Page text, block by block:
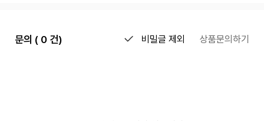
문의 ( 0 건) 비밀글 제외 상품문의하기